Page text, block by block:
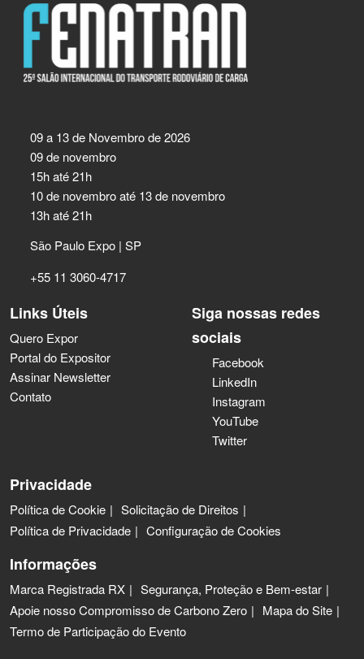
09 a 13 de Novembro de 2026
09 de novembro
15h até 21h
10 de novembro até 13 de novembro
13h até 21h
São Paulo Expo | SP
+55 11 3060-4717
Links Úteis
Quero Expor
Portal do Expositor
Assinar Newsletter
Contato
Siga nossas redes
sociais
Facebook
LinkedIn
Instagram
YouTube
Twitter
Privacidade
Política de Cookie
Solicitação de Direitos
Política de Privacidade
Configuração de Cookies
Informações
Marca Registrada RX
Segurança, Proteção e Bem-estar
Apoie nosso Compromisso de Carbono Zero
Mapa do Site
Termo de Participação do Evento